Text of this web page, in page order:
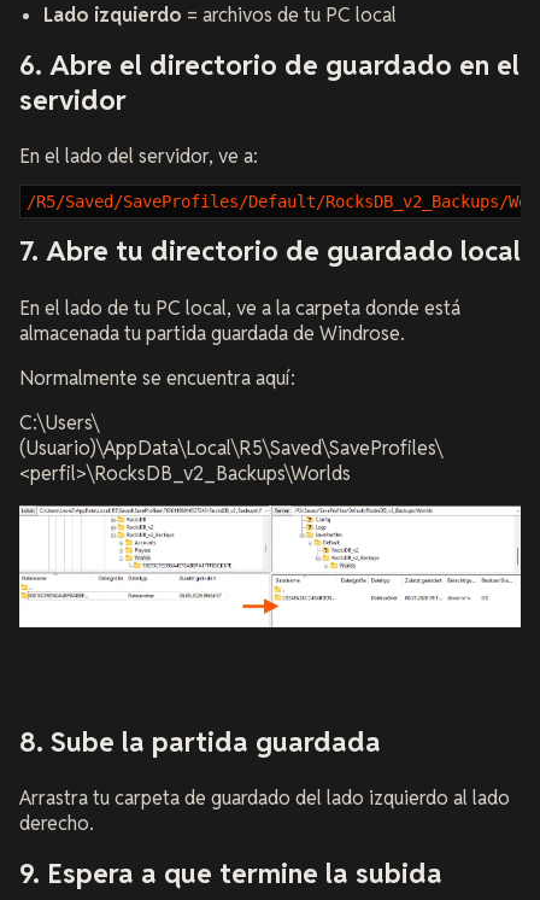
Lado izquierdo = archivos de tu PC local
6. Abre el directorio de guardado en el
servidor
En el lado del servidor, ve a:
/R5/Saved/SaveProfiles/Default/RocksDB_v2_Backups/
7. Abre tu directorio de guardado local
En el lado de tu PC local, ve a la carpeta donde está
almacenada tu partida guardada de Windrose.
Normalmente se encuentra aquí:
C:\Users\
(Usuario)\AppData\Local\R5\Saved\SaveProfiles\
<perfil>\RocksDB_v2_Backups\Worlds
8. Sube la partida guardada
Arrastra tu carpeta de guardado del lado izquierdo al lado
derecho.
9. Espera a que termine la subida